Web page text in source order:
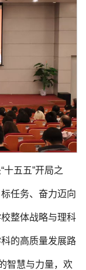
五五”开局之
任务、奋力迈向
整体战略与理科
的高质量发展路
智慧与力量，欢